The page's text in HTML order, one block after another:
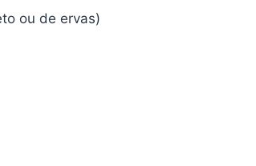
ou de ervas)